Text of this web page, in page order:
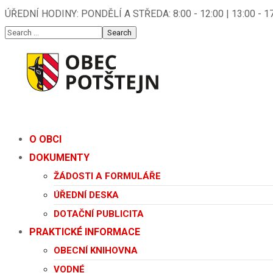
ÚŘEDNÍ HODINY: PONDĚLÍ A STŘEDA: 8:00 - 12:00 | 13:00 -
O OBCI
DOKUMENTY
ŽÁDOSTI A FORMULÁŘE
ÚŘEDNÍ DESKA
DOTAČNÍ PUBLICITA
PRAKTICKÉ INFORMACE
OBECNÍ KNIHOVNA
VODNÉ